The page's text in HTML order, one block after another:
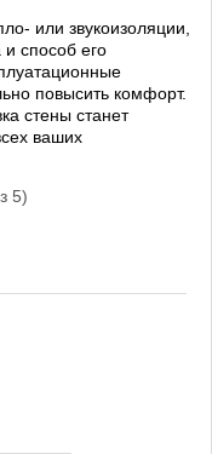
или звукоизоляции,
способ его
повысить комфорт.
стены станет
ваших
5)